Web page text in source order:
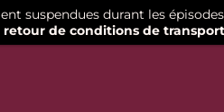
suspendues durant les
retour de conditions de